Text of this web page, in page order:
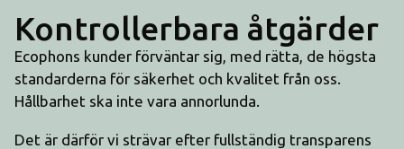
Kontrollerbara åtgärder
Ecophons kunder förväntar sig, med rätta, de högsta
standarderna för säkerhet och kvalitet från oss.
Hållbarhet ska inte vara annorlunda.
Det är därför vi strävar efter fullständig transparens